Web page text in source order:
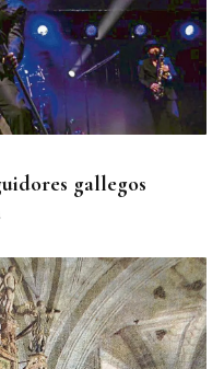
para
Monterrei, en fotos
gallegos